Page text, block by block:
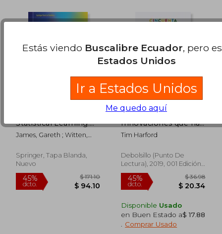
dcto. $ 33.38
45%
dcto.
$
$
Statistical Learning:
With Applications in
Python (en Inglés)
James, Gareth ; Witten,
Springer, Tapa Blanda,
Nuevo
Cincuenta
Innovaciones que han
Cambiado el Mundo
Tim Harford
Debolsillo (Punto De
Lectura), 2019, 001 Edición,
Tapa Blanda, Nuevo
Disponible Usado
en Buen Estado a$ 17.88
Comprar Usado
Estás viendo Buscalibre Ecuador, pero
Estados Unidos
Ir a Estados Unidos
Me quedo aquí